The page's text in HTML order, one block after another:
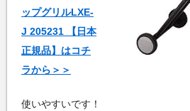
ップグリルLXE-
J 205231 【日本
正規品】はコチ
ラから＞＞
使いやすいです！